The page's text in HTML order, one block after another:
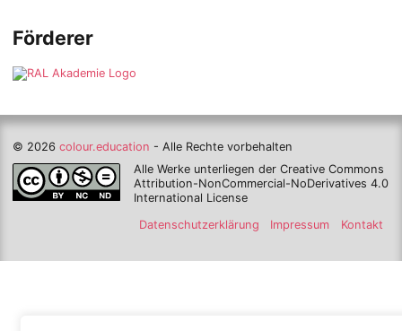
Förderer
© 2026 colour.education - Alle Rechte vorbehalten
Alle Werke unterliegen der Creative Commons
Attribution-NonCommercial-NoDerivatives 4.0
International License
Datenschutzerklärung
Impressum Kontakt